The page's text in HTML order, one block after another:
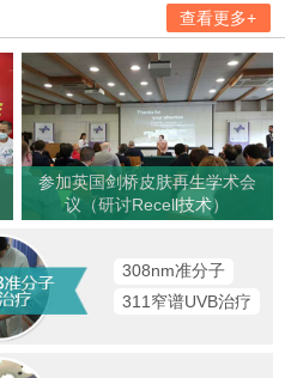
查看更多+
参加英国剑桥皮肤再生学术会
议（研讨Recell技术）
308nm准分子
311窄谱UVB治疗